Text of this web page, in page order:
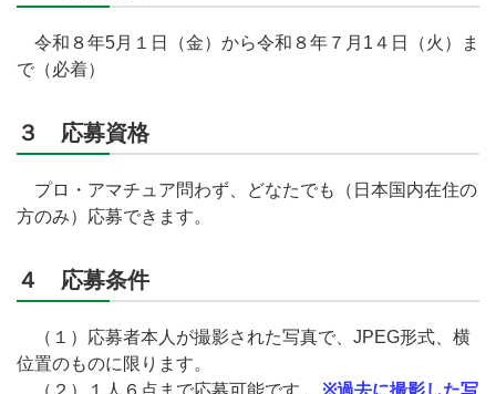
令和８年5月１日（金）から令和８年７月1４日（火）ま
で（必着）
３ 応募資格
プロ・アマチュア問わず、どなたでも（日本国内在住の
方のみ）応募できます。
４ 応募条件
（１）応募者本人が撮影された写真で、JPEG形式、横
位置のものに限ります。
（２）１人６点まで応募可能です。 ※過去に撮影した写